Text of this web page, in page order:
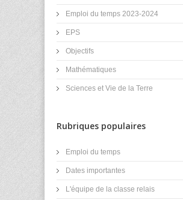
Emploi du temps 2023-2024
EPS
Objectifs
Mathématiques
Sciences et Vie de la Terre
Rubriques populaires
Emploi du temps
Dates importantes
L'équipe de la classe relais